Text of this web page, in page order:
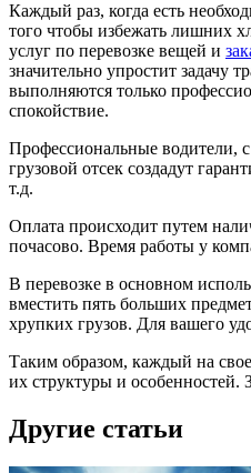
Каждый раз, когда есть
того чтобы избежать лишних
услуг по перевозке вещей и
значительно упростит задачу
выполняются только
спокойствие.
Профессиональные водители,
грузовой отсек создадут
т.д.
Оплата происходит путем
почасово. Время работы у
В перевозке в основном
вместить пять больших
хрупких грузов. Для вашего
Таким образом, каждый на
их структуры и особенностей.
Другие статьи